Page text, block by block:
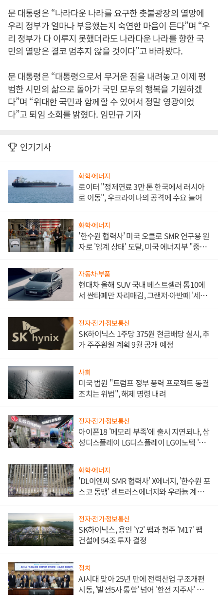
문 대통령은 “나라다운 나라를 요구한 촛불광장의 열망에
우리 정부가 얼마나 부응했는지 숙연한 마음이 든다”며 “우
리 정부가 다 이루지 못했더라도 나라다운 나라를 향한 국
민의 열망은 결코 멈추지 않을 것이다”고 바라봤다.
문 대통령은 “대통령으로서 무거운 짐을 내려놓고 이제 평
범한 시민의 삶으로 돌아가 국민 모두의 행복을 기원하겠
다”며 “위대한 국민과 함께할 수 있어서 정말 영광이었
다”고 퇴임 소회를 밝혔다. 임민규 기자
인기기사
화학·에너지
로이터 "정제연료 3만 톤 한국에서 러시아
로 이동", 우크라이나의 공격에 수요 늘어
화학·에너지
'한수원 협력사' 미국 오클로 SMR 연구용 원
자로 '임계 상태' 도달, 미국 에너지부 "중요
자동차·부품
현대차 올해 SUV 국내 베스트셀러 톱10에
서 싼타페만 자리매김, 그랜저·아반떼 '세단
전자·전기·정보통신
SK하이닉스 1주당 375원 현금배당 실시, 추
가 주주환원 계획 9월 공개 예정
사회
미국 법원 "트럼프 정부 풍력 프로젝트 동결
조치는 위법", 해제 명령 내려
전자·전기·정보통신
아이폰18 '메모리 부족'에 출시 지연되나, 삼
성디스플레이 LG디스플레이 LG이노텍 '탈
화학·에너지
'DL이앤씨 SMR 협력사' X에너지, '한수원 포
스코 동맹' 센트러스에너지와 우라늄 계약
전자·전기·정보통신
SK하이닉스, 용인 'Y2' 팹과 청주 'M17' 팹
건설에 54조 투자 결정
정치
AI시대 맞아 25년 만에 전력산업 구조개편
시동, '발전5사 통합' 넘어 '한전 지주사' 재편